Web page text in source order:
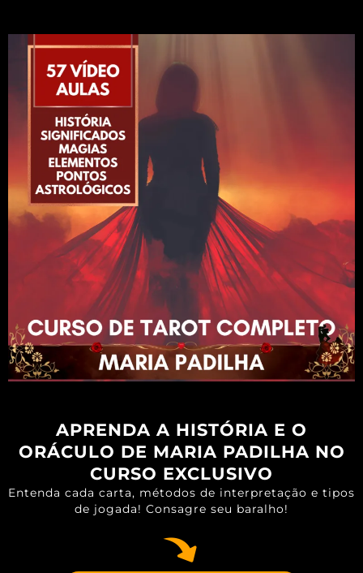
APRENDA A HISTÓRIA E O
ORÁCULO DE MARIA PADILHA NO
CURSO EXCLUSIVO
Entenda cada carta, métodos de interpretação e tipos
de jogada! Consagre seu baralho!